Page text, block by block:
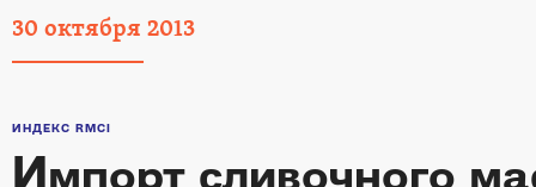
30 октября 2013
ИНДЕКС RMCI